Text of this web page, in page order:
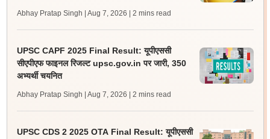
Abhay Pratap Singh | Aug 7, 2026 | 2 mins read
UPSC CAPF 2025 Final Result: यूपीएससी
सीएपीएफ फाइनल रिजल्ट upsc.gov.in पर जारी, 350
अभ्यर्थी चयनित
Abhay Pratap Singh | Aug 7, 2026 | 2 mins read
UPSC CDS 2 2025 OTA Final Result: यूपीएससी